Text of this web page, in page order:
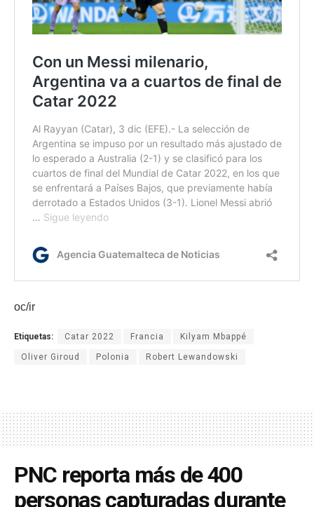
oc/ir
Etiquetas: Catar 2022 Francia Kilyam Mbappé
Oliver Giroud Polonia Robert Lewandowski
PNC reporta más de 400
personas capturadas durante